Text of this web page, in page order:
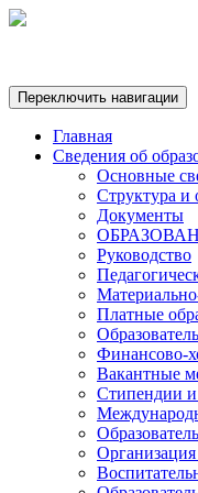
Переключить навигации
Главная
Сведения об
Основные
Структура и
Документы
Руководство
Платные
Финансово-
Вакантные
Стипендии
Организация